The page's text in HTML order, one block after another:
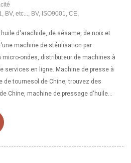
BV, etc..., BV, ISO9001, CE,
d'arachide, de sésame, de noix et
machine de stérilisation par
ondes, distributeur de machines à
services en ligne. Machine de presse à
de tournesol de Chine, trouvez des
Chine, machine de pressage d'huile